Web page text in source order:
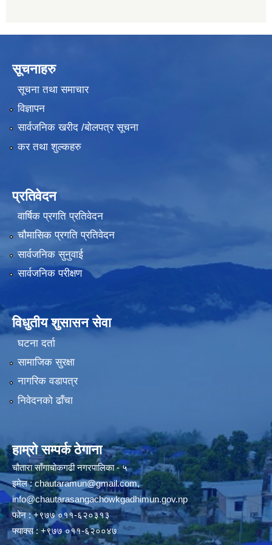
सूचनाहरु
सूचना तथा समाचार
विज्ञापन
सार्वजनिक खरीद /बोलपत्र सूचना
कर तथा शुल्कहरु
प्रतिवेदन
वार्षिक प्रगति प्रतिवेदन
चौमासिक प्रगति प्रतिवेदन
सार्वजनिक सुनुवाई
सार्वजनिक परीक्षण
विधुतीय शुसासन सेवा
घटना दर्ता
सामाजिक सुरक्षा
नागरिक वडापत्र
निवेदनको ढाँचा
हाम्रो सम्पर्क ठेगाना
चौतारा साँगाचोकगढी नगरपालिका - ५
इमेल :chautaramun@gmail.com,
info@chautarasangachowkgadhimun.gov.np
फोन : +९७७ ०११-६२०३१३
फ्याक्स : +९७७ ०११-६२००४७